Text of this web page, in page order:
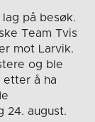
på besøk.
Team Tvis
mot Larvik.
og ble
etter å ha
24. august.